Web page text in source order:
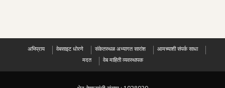
अभिप्राय वेबसाइट धोरणे संकेतस्थळ अभ्यागत सारांश
आमच्याशी संपर्क साधा
मदत
वेब माहिती व्यवस्थापक